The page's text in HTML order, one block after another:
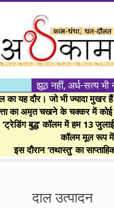
झूठ नहीं, अर्ध-सत्य
का यह दौर। जो भी ज्यादा
का अमृत चखने के चक्कर में कोई
बुद्ध’ कॉलम में हम 13
कॉलम मूल रूप
इस दौरान ‘तथास्तु’ का
दाल उत्पादन